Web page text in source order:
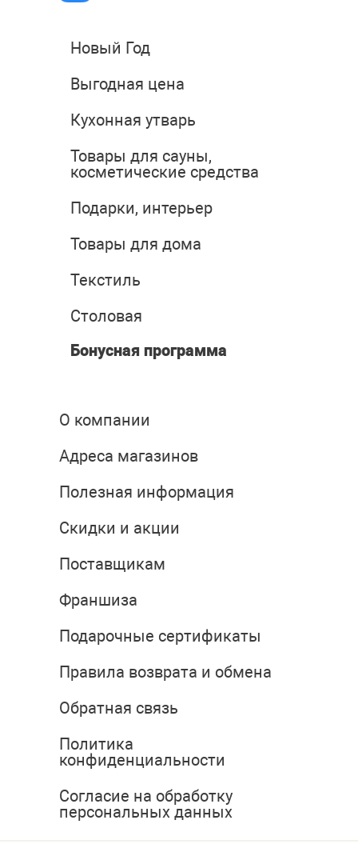
Новый Год
Выгодная цена
Кухонная утварь
Товары для сауны,
косметические средства
Подарки, интерьер
Товары для дома
Текстиль
Столовая
Бонусная программа
О компании
Адреса магазинов
Полезная информация
Скидки и акции
Поставщикам
Франшиза
Подарочные сертификаты
Правила возврата и обмена
Обратная связь
Политика
конфиденциальности
Согласие на обработку
персональных данных